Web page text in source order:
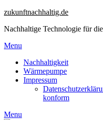
Skip
content
zukunftnachhaltig.de
Nachhaltige Technologie für
Menu
Nachhaltigkeit
Wärmepumpe
Impressum
konform
Menu